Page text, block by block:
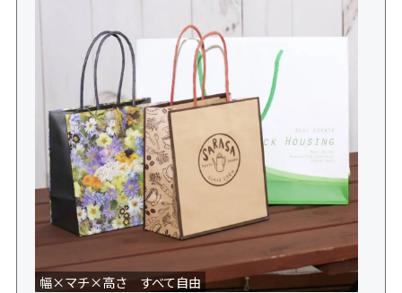
幅×マチ×高さ すべて自由